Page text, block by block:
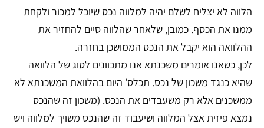
הלווה לא יצליח לשלם יהיה למלווה נכס שיוכל למכור ולקחת
ממנו את הכסף. כמובן, שלאחר שהלווה סיים להחזיר את
ההלוואה הוא יקבל את הנכס הממושכן בחזרה.
לכן, כשאנו אומרים משכנתא אנו מתכוונים לסוג של הלוואה
שהיא כנגד משכון של נכס. תכלס' היום בהלוואת המשכנתא לא
ממשכנים אלא רק משעבדים את הנכס. (משכון זה שהנכס
נמצא פיזית אצל המלווה ושיעבוד זה שהנכס משויך למלווה ויש